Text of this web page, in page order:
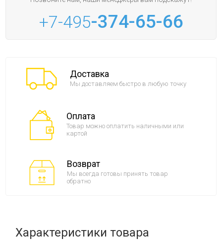
+7-495-374-65-66
Доставка
Мы доставляем быстро в любую точку
Оплата
Товар можно оплатить наличными или
картой
Возврат
Мы всегда готовы принять товар
обратно
Характеристики товара